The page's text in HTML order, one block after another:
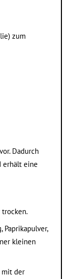
zum
Dadurch
erhält eine
Paprikapulver,
kleinen
mit der